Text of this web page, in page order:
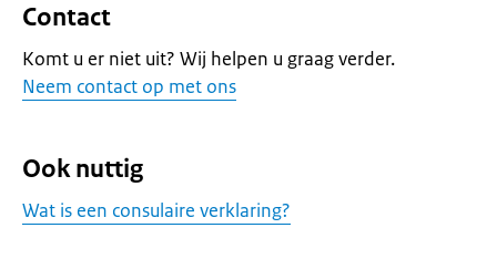
Contact
Komt u er niet uit? Wij helpen u graag verder.
Neem contact op met ons
Ook nuttig
Wat is een consulaire verklaring?